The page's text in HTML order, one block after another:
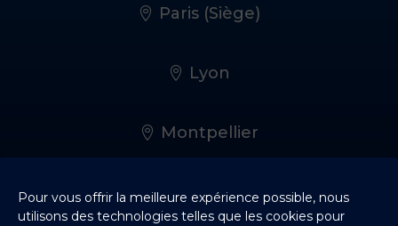
Pour vous offrir la meilleure expérience possible, nous
utilisons des technologies telles que les cookies pour
Paris (Siège)
Lyon
Montpellier
Rennes